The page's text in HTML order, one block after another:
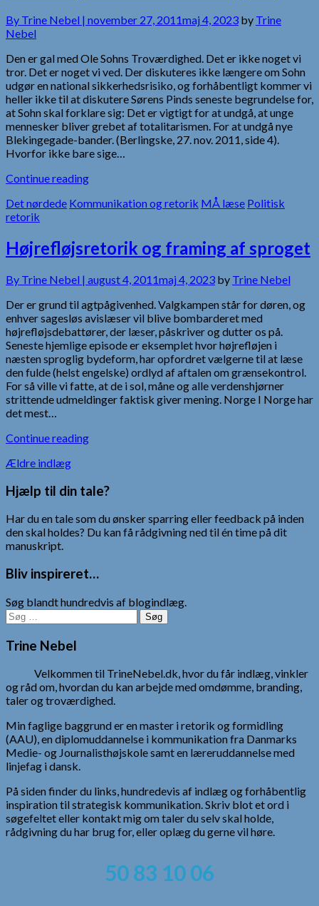
By Trine Nebel | november 27, 2011maj 4, 2023 by Trine
Nebel
Den er gal med Ole Sohns Troværdighed. Det er ikke noget vi
tror. Det er noget vi ved. Der diskuteres ikke længere om Sohn
udgør en national sikkerhedsrisiko, og forhåbentligt kommer vi
heller ikke til at diskutere Sørens Pinds seneste begrundelse for,
at Sohn skal forklare sig: Det er vigtigt for at undgå, at unge
mennesker bliver grebet af totalitarismen. For at undgå nye
Blekingegade-bander. (Berlingske, 27. nov. 2011, side 4).
Hvorfor ikke bare sige…
Continue reading
Det nørdede Kommunikation og retorik MÅ læse Politisk
retorik
Højrefløjsretorik og framing af sproget
By Trine Nebel | august 4, 2011maj 4, 2023 by Trine Nebel
Der er grund til agtpågivenhed. Valgkampen står for døren, og
enhver sagesløs avislæser vil blive bombarderet med
højrefløjsdebattører, der læser, påskriver og dutter os på.
Seneste hjemlige episode er eksemplet hvor højrefløjen i
næsten sproglig bydeform, har opfordret vælgerne til at læse
den fulde (helst engelske) ordlyd af aftalen om grænsekontrol.
For så ville vi fatte, at de i sol, måne og alle verdenshjørner
strittende udmeldinger faktisk giver mening. Norge I Norge har
det mest…
Continue reading
Navigation
til
Ældre indlæg
Hjælp til din tale?
Har du en tale som du ønsker sparring eller feedback på inden
den skal holdes? Du kan få rådgivning ned til én time på dit
manuskript.
Bliv inspireret…
Søg blandt hundredvis af blogindlæg.
Søg
efter:
Trine Nebel
Velkommen til TrineNebel.dk, hvor du får indlæg, vinkler
og råd om, hvordan du kan arbejde med omdømme, branding,
taler og troværdighed.
Min faglige baggrund er en master i retorik og formidling
(AAU), en diplomuddannelse i kommunikation fra Danmarks
Medie- og Journalisthøjskole samt en læreruddannelse med
linjefag i dansk.
På siden finder du links, hundredevis af indlæg og forhåbentlig
inspiration til strategisk kommunikation. Skriv blot et ord i
søgefeltet eller kontakt mig om taler du selv skal holde,
rådgivning du har brug for, eller oplæg du gerne vil høre.
50 83 10 06